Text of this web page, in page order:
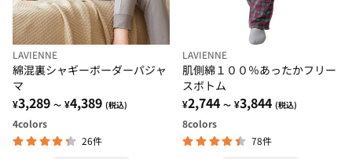
LAVIENNE
綿混裏シャギーボーダーパジャ
マ
¥3,289 ～ ¥4,389 (税込)
4colors
26件
LAVIENNE
肌側綿１００％あったかフリー
スボトム
¥2,744 ～ ¥3,844 (税込)
8colors
78件